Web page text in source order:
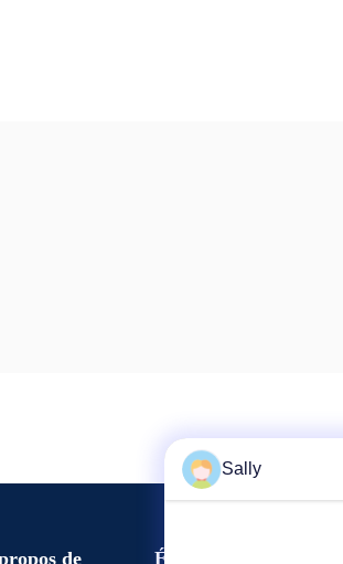
de Événements
Sally